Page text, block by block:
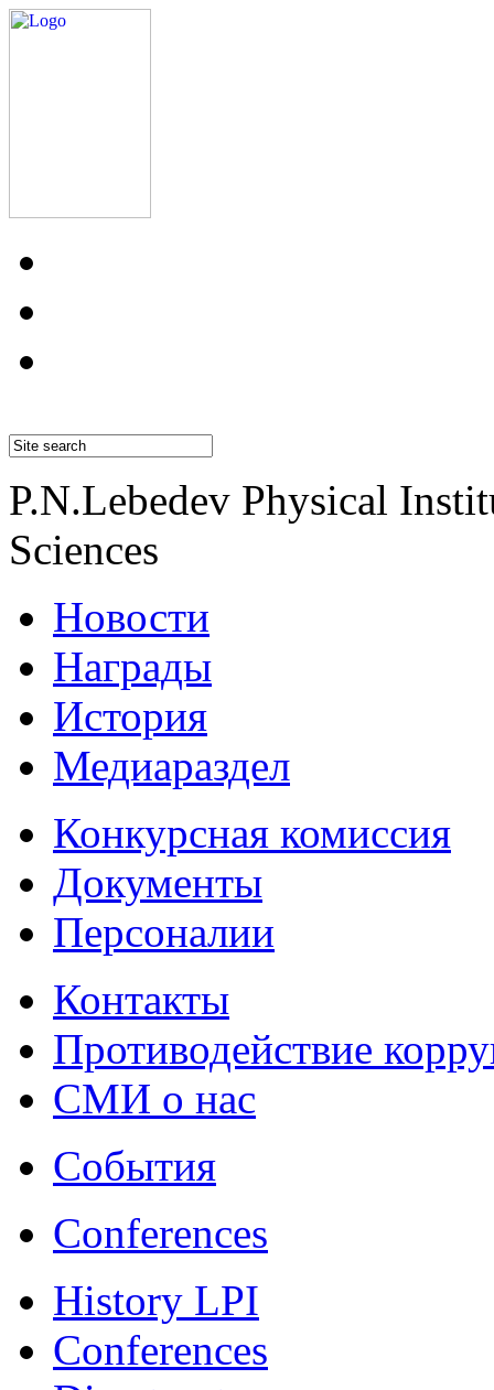
P.N.Lebedev Physical
Sciences
Новости
Награды
История
Медиараздел
Конкурсная комиссия
Документы
Персоналии
Контакты
Противодействие
СМИ о нас
События
Conferences
History LPI
Conferences